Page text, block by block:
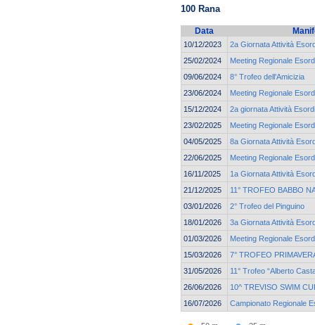
100 Rana
Data
10/12/2023
2a Giornata Attività
25/02/2024
Meeting Regionale
09/06/2024
8° Trofeo dell'Amicizia
23/06/2024
Meeting Regionale
15/12/2024
2a giornata Attività
23/02/2025
Meeting Regionale
04/05/2025
8a Giornata Attività
22/06/2025
Meeting Regionale
16/11/2025
1a Giornata Attività
21/12/2025
11° TROFEO BABBO
03/01/2026
2° Trofeo del Pinguino
18/01/2026
3a Giornata Attività
01/03/2026
Meeting Regionale
15/03/2026
7° TROFEO
31/05/2026
11° Trofeo “Alberto
26/06/2026
10^ TREVISO SWIM
16/07/2026
Campionato Regionale